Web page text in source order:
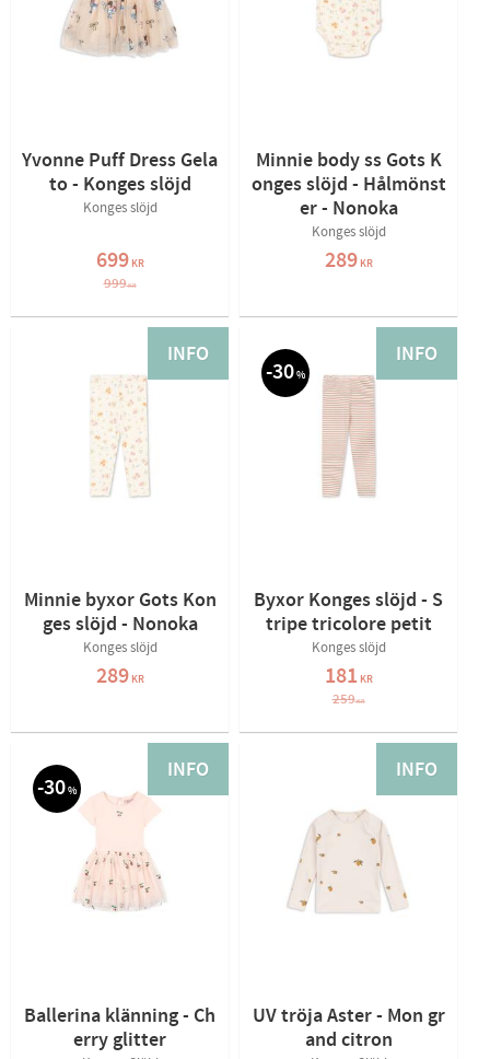
Yvonne Puff Dress Gela
to - Konges slöjd
Konges slöjd
699KR
999KR
Minnie body ss Gots K
onges slöjd - Hålmönst
er - Nonoka
Konges slöjd
289KR
Minnie byxor Gots Kon
ges slöjd - Nonoka
Konges slöjd
289KR
INFO
Byxor Konges slöjd - S
tripe tricolore petit
Konges slöjd
181 KR
259KR
30%
INFO
Ballerina klänning - Ch
erry glitter
30%
INFO
UV tröja Aster - Mon gr
and citron
INFO